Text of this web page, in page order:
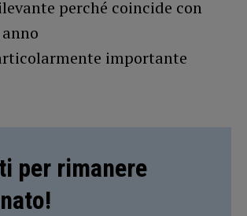
perché coincide con
importante
per rimanere